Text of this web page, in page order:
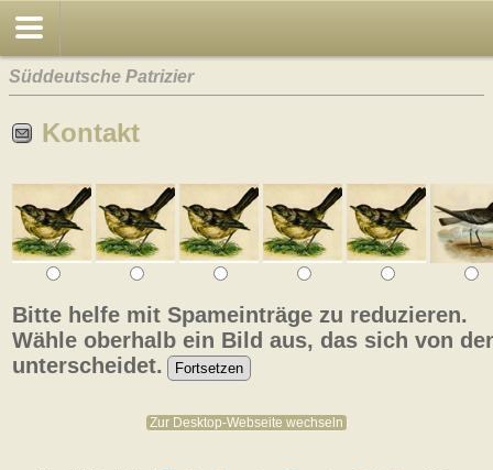
Süddeutsche Patrizier
Kontakt
Bitte helfe mit Spameinträge zu reduzieren.
Wähle oberhalb ein Bild aus, das sich von
unterscheidet.
Zur Desktop-Webseite wechseln